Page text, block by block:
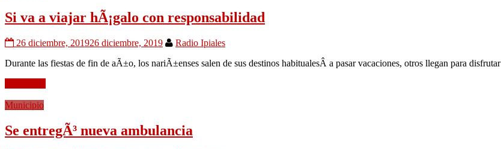
Si va a viajar hÃ¡galo con responsabilidad
26 diciembre, 201926 diciembre, 2019
Radio Ipiales
Durante las fiestas de fin de aÃ±o, los nariÃ±enses salen de sus destinos habitualesÂ a pasar vacaciones, otros llegan para disfrutar
Municipio
Se entregÃ³ nueva ambulancia